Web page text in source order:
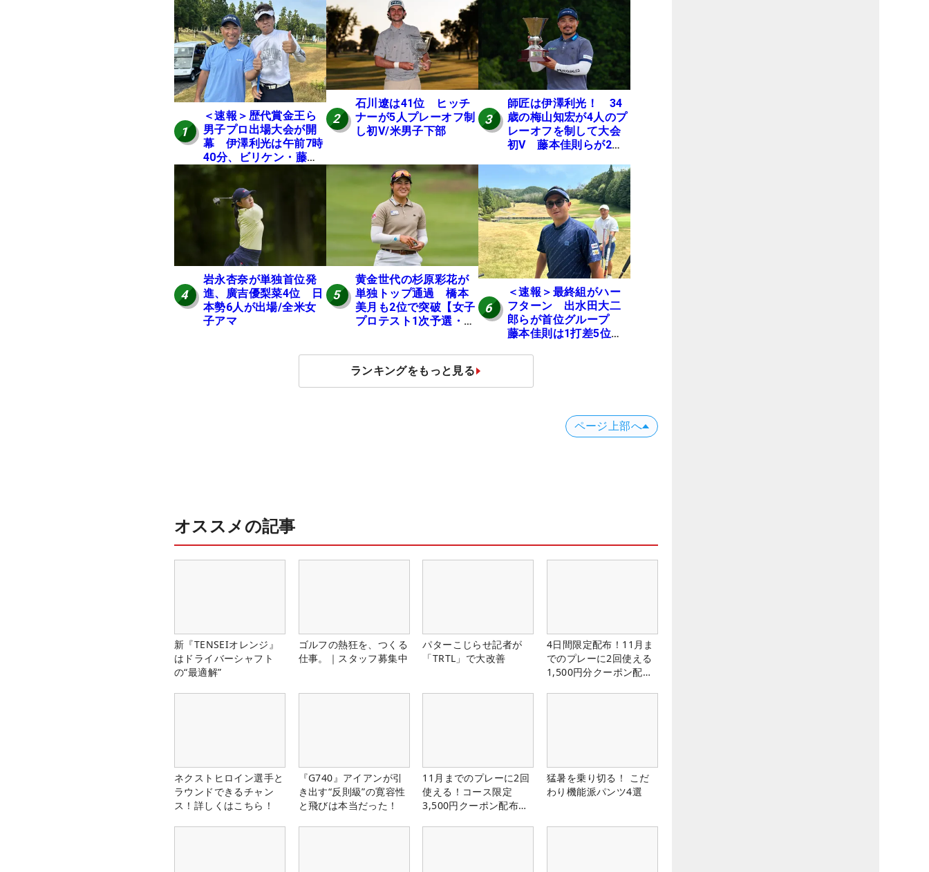
1
＜速報＞歴代賞金王ら
男子プロ出場大会が開
幕 伊澤利光は午前7時
40分、ビリケン・藤本
佳則は午前9時30分にテ
ィオフ【MAIN STAGE
JOYX OPEN】
2
石川遼は41位 ヒッチ
ナーが5人プレーオフ制
し初V/米男子下部
3
師匠は伊澤利光！ 34
歳の梅山知宏が4人のプ
レーオフを制して大会
初V 藤本佳則らが2位
OPEN】
4
岩永杏奈が単独首位発
進、廣吉優梨菜4位 日
本勢6人が出場/全米女
子アマ
5
黄金世代の杉原彩花が
単独トップ通過 橋本
美月も2位で突破【女子
プロテスト1次予選・E
6
＜速報＞最終組がハー
フターン 出水田大二
郎らが首位グループ
藤本佳則は1打差5位
ランキングをもっと見る
ページ上部へ
オススメの記事
新『TENSEIオレンジ』
はドライバーシャフト
の“最適解”
ゴルフの熱狂を、つくる
仕事。｜スタッフ募集中
パターこじらせ記者が
「TRTL」で大改善
4日間限定配布！11月ま
でのプレーに2回使える
1,500円分クーポン配布
ネクストヒロイン選手と
ラウンドできるチャン
ス！詳しくはこちら！
『G740』アイアンが引
き出す“反則級”の寛容性
と飛びは本当だった！
11月までのプレーに2回
使える！コース限定
3,500円クーポン配布
猛暑を乗り切る！ こだ
わり機能派パンツ4選